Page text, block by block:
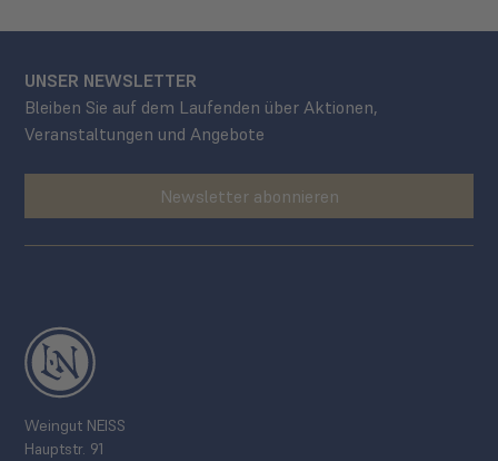
UNSER NEWSLETTER
Bleiben Sie auf dem Laufenden über Aktionen,
Veranstaltungen und Angebote
Newsletter abonnieren
Weingut NEISS
Hauptstr. 91